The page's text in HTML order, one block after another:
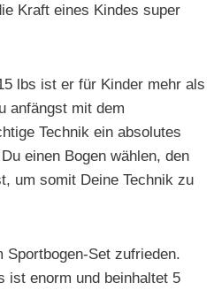
Kraft eines Kindes super
lbs ist er für Kinder mehr als
anfängst mit dem
Technik ein absolutes
einen Bogen wählen, den
um somit Deine Technik zu
Sportbogen-Set zufrieden.
ist enorm und beinhaltet 5